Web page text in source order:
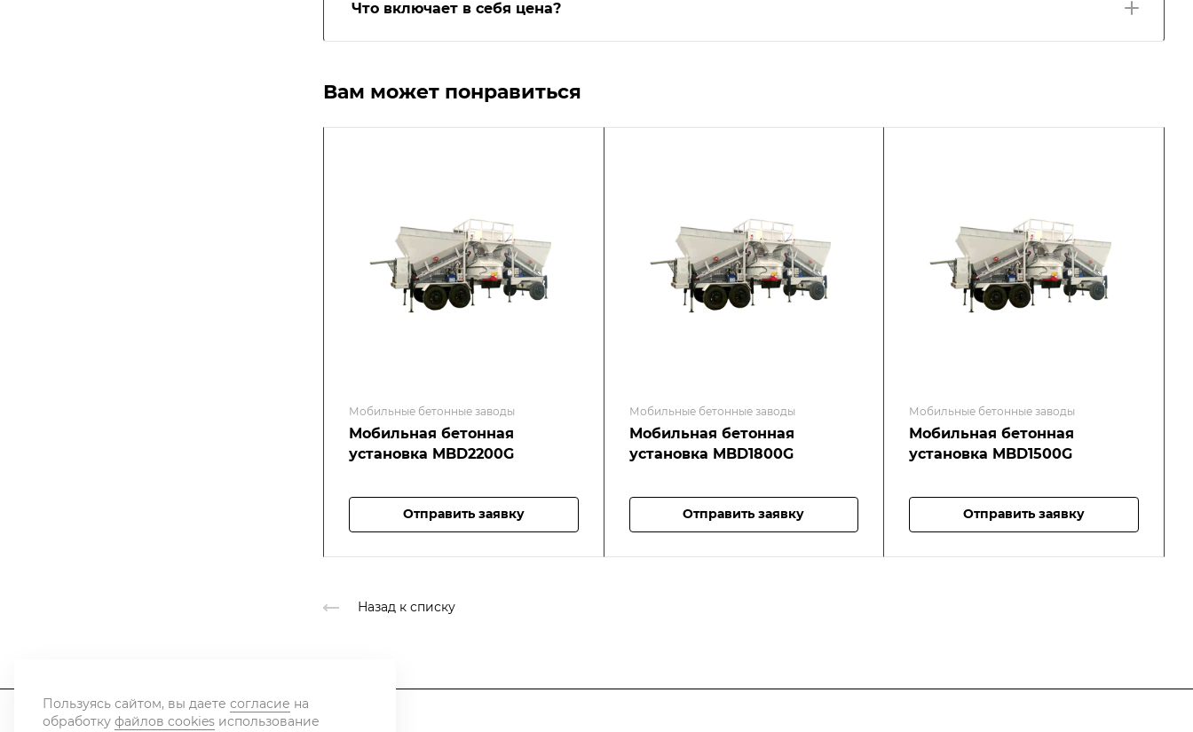
Что включает в себя цена?
Вам может понравиться
Мобильные бетонные заводы
Мобильная бетонная
установка MBD2200G
Отправить заявку
Мобильные бетонные заводы
Мобильная бетонная
установка MBD1800G
Отправить заявку
Мобильные бетонные заводы
Мобильная бетонная
установка MBD1500G
Отправить заявку
Назад к списку
Пользуясь сайтом, вы даете согласие на
обработку файлов cookies использование